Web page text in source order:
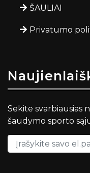
ŠAULIAI
Privatumo
Sekite svarbiausias
šaudymo sporto